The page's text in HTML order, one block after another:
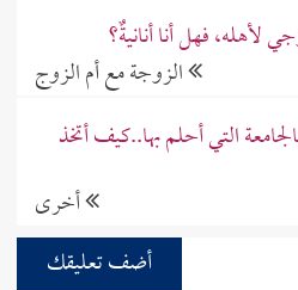
فهل أنا أنانيةٌ؟
الزوجة مع أم الزوج
التي أحلم بها..كيف أتخذ
أخرى
أضف تعليقك